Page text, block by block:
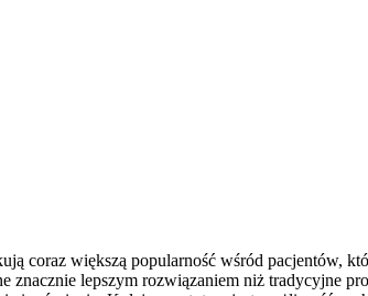
coraz większą popularność wśród pacjentów,
znacznie lepszym rozwiązaniem niż tradycyjne